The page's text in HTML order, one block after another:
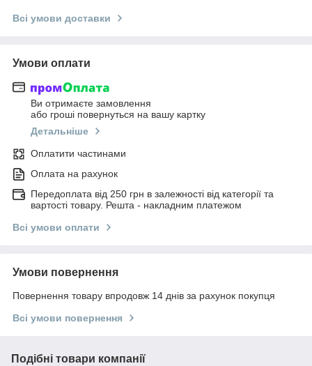
Всі умови доставки
Умови оплати
Ви отримаєте замовлення
або гроші повернуться на вашу картку
Детальніше
Оплатити частинами
Оплата на рахунок
Передоплата від 250 грн в залежності від категорії та
вартості товару. Решта - накладним платежом
Всі умови оплати
Умови повернення
Повернення товару впродовж 14 днів за рахунок покупця
Всі умови повернення
Подібні товари компанії